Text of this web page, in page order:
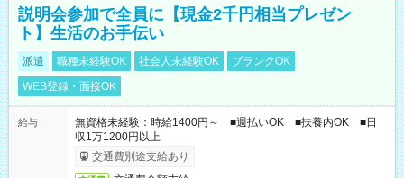
説明会参加で全員に【現金2千円相当プレゼン
ト】生活のお手伝い
派遣 職種未経験OK 社会人未経験OK
ブランクOK
WEB登録・面接OK
給与
無資格未経験：時給1400円～ ■週払いOK ■扶養内OK ■日
収1万1200円以上
交通費別途支給あり